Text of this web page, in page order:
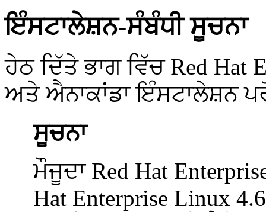
ਇੰਸਟਾਲੇਸ਼ਨ-ਸੰਬੰਧੀ ਸੂਚਨਾ
ਹੇਠ ਦਿੱਤੇ ਭਾਗ ਵਿੱਚ Red Hat
ਅਤੇ ਐਨਾਕਾਂਡਾ ਇੰਸਟਾਲੇਸ਼ਨ
ਸੂਚਨਾ
ਮੌਜੂਦਾ Red Hat
Hat Enterprise Linux